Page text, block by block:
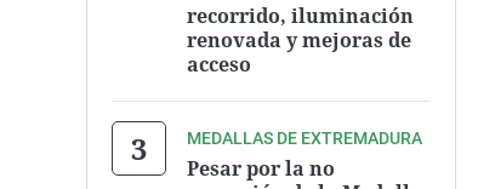
recorrido, iluminación
renovada y mejoras de
acceso
MEDALLAS DE EXTREMADURA
Pesar por la no